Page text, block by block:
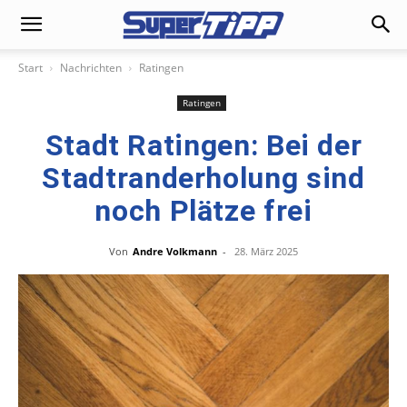
Start Nachrichten Ratingen
Ratingen
Stadt Ratingen: Bei der
Stadtranderholung sind
noch Plätze frei
Von Andre Volkmann - 28. März 2025